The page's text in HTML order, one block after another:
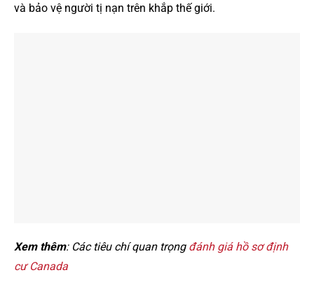
và bảo vệ người tị nạn trên khắp thế giới.
Xem thêm: Các tiêu chí quan trọng đánh giá hồ sơ định
cư Canada